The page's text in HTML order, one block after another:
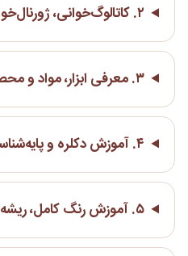
۲. کاتالوگ‌خوانی، ژورنال‌خوانی و فرمول‌نویسی
۳. معرفی ابزار، مواد و محصولات رنگ و لایت
۴. آموزش دکلره و پایه‌شناسی
۵. آموزش رنگ کامل، ریشه‌گیری و پوشش سفیدی